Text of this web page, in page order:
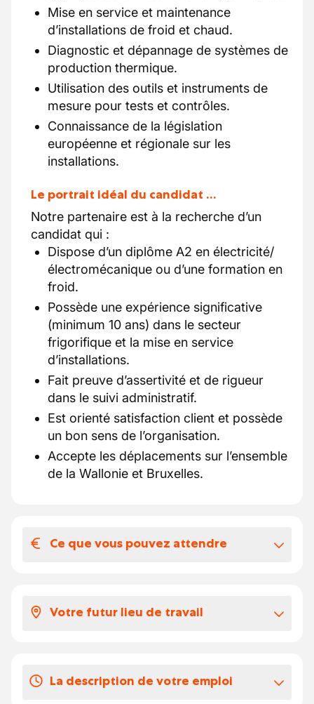
Mise en service et maintenance
d’installations de froid et chaud.
Diagnostic et dépannage de systèmes de
production thermique.
Utilisation des outils et instruments de
mesure pour tests et contrôles.
Connaissance de la législation
européenne et régionale sur les
installations.
Le portrait idéal du candidat …
Notre partenaire est à la recherche d’un
candidat qui :
Dispose d’un diplôme A2 en électricité/
électromécanique ou d’une formation en
froid.
Possède une expérience significative
(minimum 10 ans) dans le secteur
frigorifique et la mise en service
d’installations.
Fait preuve d’assertivité et de rigueur
dans le suivi administratif.
Est orienté satisfaction client et possède
un bon sens de l’organisation.
Accepte les déplacements sur l’ensemble
de la Wallonie et Bruxelles.
Ce que vous pouvez attendre
À définir avec l'entreprise, en fonction du
À déterminer avec l'entreprise
Votre futur lieu de travail
dans la construction et la maintenance de
La description de votre emploi